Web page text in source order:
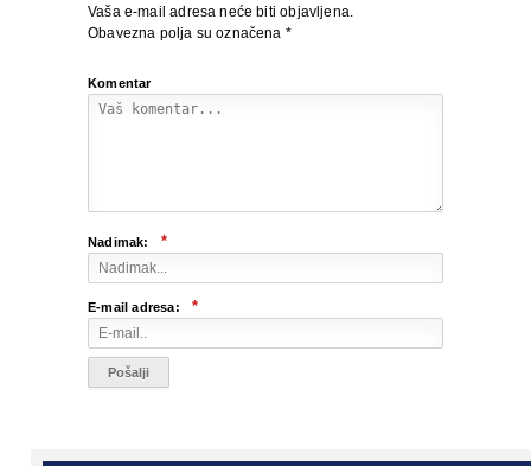
Vaša e-mail adresa neće biti objavljena.
Obavezna polja su označena *
Komentar
Nadimak: *
E-mail adresa: *